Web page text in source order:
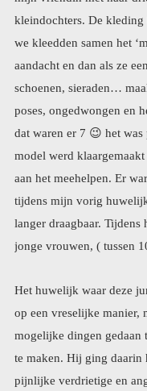
dat waren er 7 😉 het was
model
aan het
tijdens
langer
jonge vrouwen, ( tussen
Het huwelijk waar deze
op een vreselijke
mogelijke dingen
te maken. Hij ging
pijnlijke verdrietige en
wegging heeft hij
op te zetten. Wat hem
smerig spel van hem
en die bevestigde in dit
dat mijn ex vast en
alweer jaren geleden is
eind 2019 rondkwam na
ik helemaal klaar met
leven. Hoewel hij niet
en we hebben geen
tegenkom negeer ik
jarenlang meegemaakt
een redelijk goede
kleindochter had ook
een lieve opa. Mijn ex
vrienden en familie de